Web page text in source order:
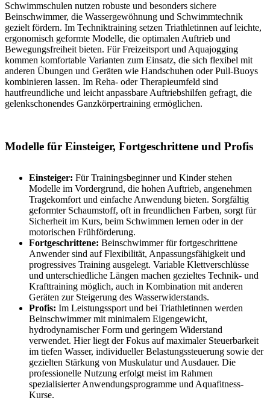
Schwimmschulen nutzen robuste und besonders sichere
Beinschwimmer, die Wassergewöhnung und Schwimmtechnik
gezielt fördern. Im Techniktraining setzen Triathletinnen auf leichte,
ergonomisch geformte Modelle, die optimalen Auftrieb und
Bewegungsfreiheit bieten. Für Freizeitsport und Aquajogging
kommen komfortable Varianten zum Einsatz, die sich flexibel mit
anderen Übungen und Geräten wie Handschuhen oder Pull-Buoys
kombinieren lassen. Im Reha- oder Therapieumfeld sind
hautfreundliche und leicht anpassbare Auftriebshilfen gefragt, die
gelenkschonendes Ganzkörpertraining ermöglichen.
Modelle für Einsteiger, Fortgeschrittene und Profis
Einsteiger: Für Trainingsbeginner und Kinder stehen
Modelle im Vordergrund, die hohen Auftrieb, angenehmen
Tragekomfort und einfache Anwendung bieten. Sorgfältig
geformter Schaumstoff, oft in freundlichen Farben, sorgt für
Sicherheit im Kurs, beim Schwimmen lernen oder in der
motorischen Frühförderung.
Fortgeschrittene: Beinschwimmer für fortgeschrittene
Anwender sind auf Flexibilität, Anpassungsfähigkeit und
progressives Training ausgelegt. Variable Klettverschlüsse
und unterschiedliche Längen machen gezieltes Technik- und
Krafttraining möglich, auch in Kombination mit anderen
Geräten zur Steigerung des Wasserwiderstands.
Profis: Im Leistungssport und bei Triathletinnen werden
Beinschwimmer mit minimalem Eigengewicht,
hydrodynamischer Form und geringem Widerstand
verwendet. Hier liegt der Fokus auf maximaler Steuerbarkeit
im tiefen Wasser, individueller Belastungssteuerung sowie der
gezielten Stärkung von Muskulatur und Ausdauer. Die
professionelle Nutzung erfolgt meist im Rahmen
spezialisierter Anwendungsprogramme und Aquafitness-
Kurse.